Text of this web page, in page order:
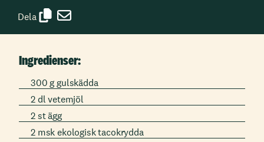
Dela
Ingredienser:
300 g gulskädda
2 dl vetemjöl
2 st ägg
2 msk ekologisk tacokrydda